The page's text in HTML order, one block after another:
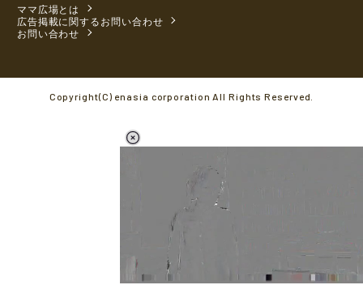
ママ広場とは
広告掲載に関するお問い合わせ
お問い合わせ
Copyright(C) enasia corporation All Rights Reserved.